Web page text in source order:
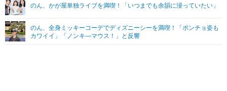
グラビア ブログ
ショッピング その他
のん、かが屋単独ライブを満喫！「いつまでも余韻に浸っていたい」
のん、全身ミッキーコーデでディズニーシーを満喫！「ポンチョ姿も
カワイイ」「ノンキ―マウス！」と反響